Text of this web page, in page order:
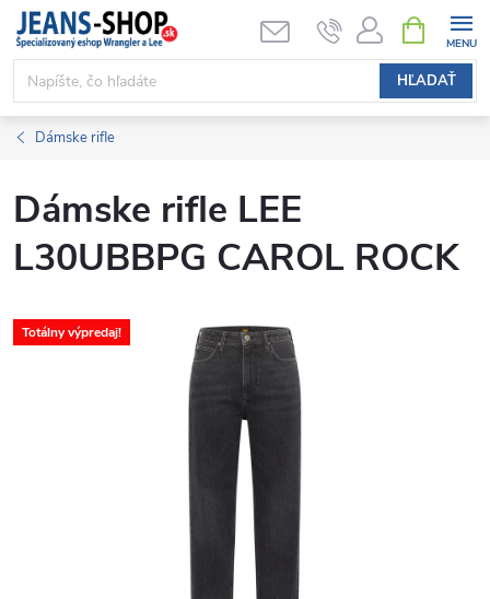
Prejsť
obsah
HĽADAŤ
KOŠÍK
Dámske rifle
Dámske rifle LEE
L30UBBPG CAROL ROCK
Totálny výpredaj!